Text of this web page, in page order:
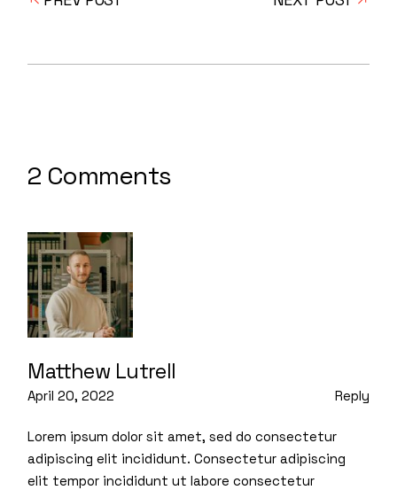
2 Comments
Matthew Lutrell
April 20, 2022 Reply
Lorem ipsum dolor sit amet, sed do consectetur
adipiscing elit incididunt. Consectetur adipiscing
elit tempor incididunt ut labore consectetur